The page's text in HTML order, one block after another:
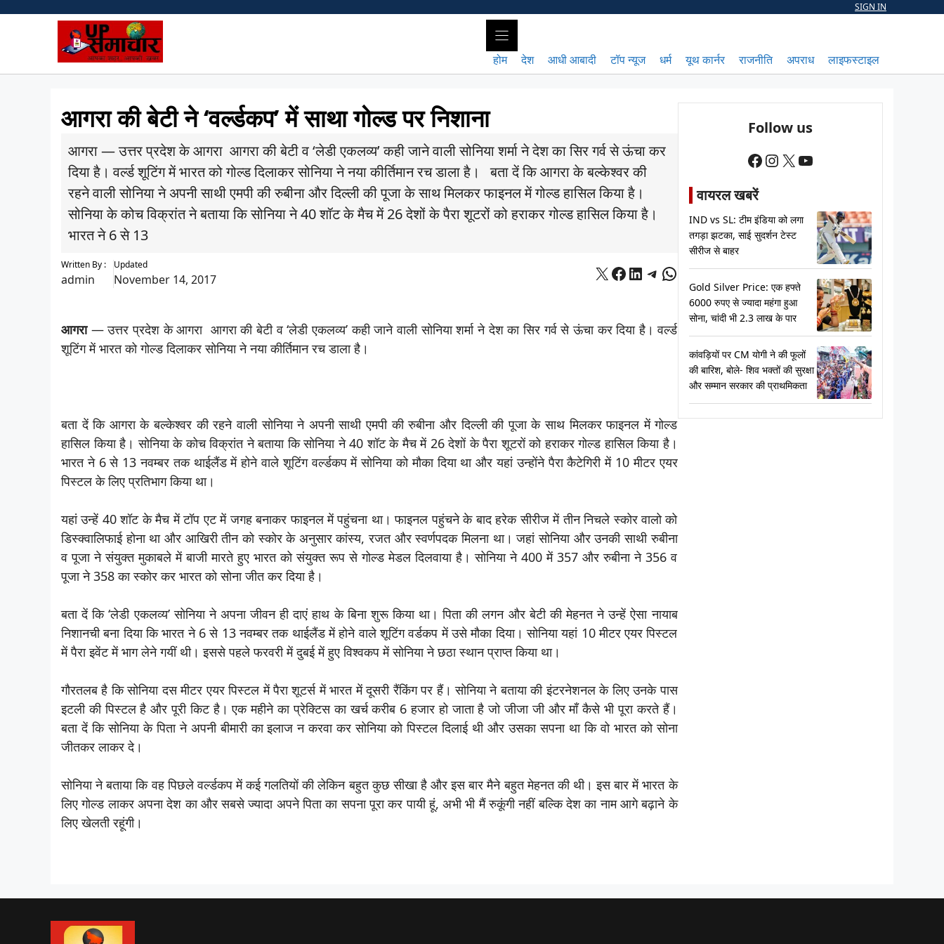
SIGN IN
होम देश आधी आबादी टॉप न्यूज धर्म यूथ कार्नर राजनीति अपराध लाइफस्टाइल
आगरा की बेटी ने ‘वर्ल्‍डकप’ में साथा गोल्ड पर निशाना
आगरा — उत्तर प्रदेश के आगरा आगरा की बेटी व ‘लेडी एकलव्य’ कही जाने वाली सोनिया शर्मा ने देश का सिर गर्व से ऊंचा कर
दिया है। वर्ल्‍ड शूटिंग में भारत को गोल्ड दिलाकर सोनिया ने नया कीर्तिमान रच डाला है। बता दें कि आगरा के बल्केश्वर की
रहने वाली सोनिया ने अपनी साथी एमपी की रुबीना और दिल्ली की पूजा के साथ मिलकर फाइनल में गोल्ड हासिल किया है।
सोनिया के कोच विक्रांत ने बताया कि सोनिया ने 40 शॉट के मैच में 26 देशों के पैरा शूटरों को हराकर गोल्ड हासिल किया है।
भारत ने 6 से 13
Written By :
admin
Updated
November 14, 2017 X Facebook
LinkedIn
Telegram
WhatsApp
आगरा— उत्तर प्रदेश के आगरा आगरा की बेटी व ‘लेडी एकलव्य’ कही जाने वाली सोनिया शर्मा ने देश का सिर गर्व से ऊंचा कर दिया है। वर्ल्‍ड
शूटिंग में भारत को गोल्ड दिलाकर सोनिया ने नया कीर्तिमान रच डाला है।
बता दें कि आगरा के बल्केश्वर की रहने वाली सोनिया ने अपनी साथी एमपी की रुबीना और दिल्ली की पूजा के साथ मिलकर फाइनल में गोल्ड
हासिल किया है। सोनिया के कोच विक्रांत ने बताया कि सोनिया ने 40 शॉट के मैच में 26 देशों के पैरा शूटरों को हराकर गोल्ड हासिल किया है।
भारत ने 6 से 13 नवम्बर तक थाईलैंड में होने वाले शूटिंग वर्ल्‍डकप में सोनिया को मौका दिया था और यहां उन्‍होंने पैरा कैटेगिरी में 10 मीटर एयर
पिस्टल के लिए प्रतिभाग किया था।
यहां उन्‍हें 40 शॉट के मैच में टॉप एट में जगह बनाकर फाइनल में पहुंचना था। फाइनल पहुंचने के बाद हरेक सीरीज में तीन निचले स्कोर वालो को
डिस्क्वालिफाई होना था और आखिरी तीन को स्कोर के अनुसार कांस्‍य, रजत और स्‍वर्णपदक मिलना था। जहां सोनिया और उनकी साथी रुबीना
व पूजा ने संयुक्त मुकाबले में बाजी मारते हुए भारत को संयुक्त रूप से गोल्ड मेडल दिलवाया है। सोनिया ने 400 में 357 और रुबीना ने 356 व
पूजा ने 358 का स्कोर कर भारत को सोना जीत कर दिया है।
बता दें कि ‘लेडी एकलव्य’ सोनिया ने अपना जीवन ही दाएं हाथ के बिना शुरू किया था। पिता की लगन और बेटी की मेहनत ने उन्‍हें ऐसा नायाब
निशानची बना दिया कि भारत ने 6 से 13 नवम्बर तक थाईलैंड में होने वाले शूटिंग वर्डकप में उसे मौका दिया। सोनिया यहां 10 मीटर एयर पिस्टल
में पैरा इवेंट में भाग लेने गयीं थी। इससे पहले फरवरी में दुबई में हुए विश्वकप में सोनिया ने छठा स्थान प्राप्त किया था।
गौरतलब है कि सोनिया दस मीटर एयर पिस्टल में पैरा शूटर्स में भारत में दूसरी रैंकिंग पर हैं। सोनिया ने बताया की इंटरनेशनल के लिए उनके पास
इटली की पिस्टल है और पूरी किट है। एक महीने का प्रेक्टिस का खर्च करीब 6 हजार हो जाता है जो जीजा जी और माँ कैसे भी पूरा करते हैं।
बता दें कि सोनिया के पिता ने अपनी बीमारी का इलाज न करवा कर सोनिया को पिस्टल दिलाई थी और उसका सपना था कि वो भारत को सोना
जीतकर लाकर दे।
सोनिया ने बताया कि वह पिछले वर्ल्‍डकप में कई गलतियों की लेकिन बहुत कुछ सीखा है और इस बार मैने बहुत मेहनत की थी। इस बार में भारत के
लिए गोल्ड लाकर अपना देश का और सबसे ज्यादा अपने पिता का सपना पूरा कर पायी हूं, अभी भी मैं रुकूंगी नहीं बल्कि देश का नाम आगे बढ़ाने के
लिए खेलती रहूंगी।
Follow us
Facebook
Instagram
X YouTube
वायरल खबरें
IND vs SL: टीम इंडिया को लगा
तगड़ा झटका, साई सुदर्शन टेस्ट
सीरीज से बाहर
Gold Silver Price: एक हफ्ते
6000 रुपए से ज्यादा महंगा हुआ
सोना, चांदी भी 2.3 लाख के पार
कांवड़ियों पर CM योगी ने की फूलों
की बारिश, बोले- शिव भक्तों की सुरक्षा
और सम्मान सरकार की प्राथमिकता